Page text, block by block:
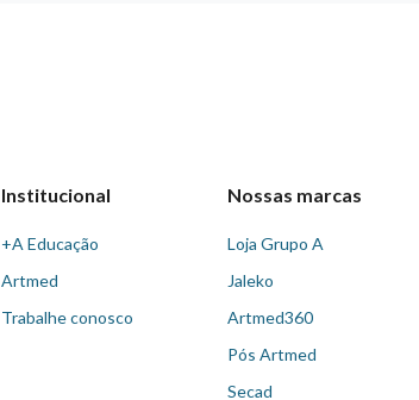
Institucional
+A Educação
Artmed
Trabalhe conosco
Nossas marcas
Loja Grupo A
Jaleko
Artmed360
Pós Artmed
Secad